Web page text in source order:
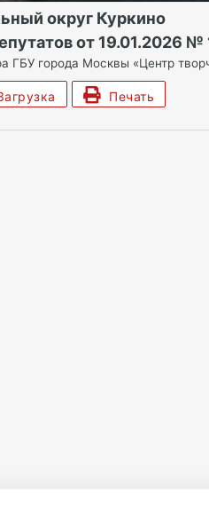
округ Куркино
от 19.01.2026 №
ГБУ города Москвы «Центр
Печать